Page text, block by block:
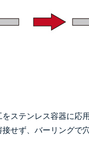
ステンレス容器に応
せず、バーリングで